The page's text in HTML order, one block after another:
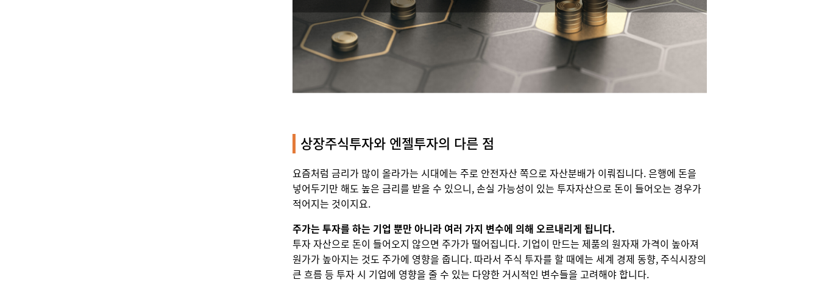
상장주식투자와 엔젤투자의 다른 점
요즘처럼 금리가 많이 올라가는 시대에는 주로 안전자산 쪽으로 자산분배가 이뤄집니다. 은행에 돈을
넣어두기만 해도 높은 금리를 받을 수 있으니, 손실 가능성이 있는 투자자산으로 돈이 들어오는 경우가
적어지는 것이지요.
주가는 투자를 하는 기업 뿐만 아니라 여러 가지 변수에 의해 오르내리게 됩니다.
투자 자산으로 돈이 들어오지 않으면 주가가 떨어집니다. 기업이 만드는 제품의 원자재 가격이 높아져
원가가 높아지는 것도 주가에 영향을 줍니다. 따라서 주식 투자를 할 때에는 세계 경제 동향, 주식시장의
큰 흐름 등 투자 시 기업에 영향을 줄 수 있는 다양한 거시적인 변수들을 고려해야 합니다.